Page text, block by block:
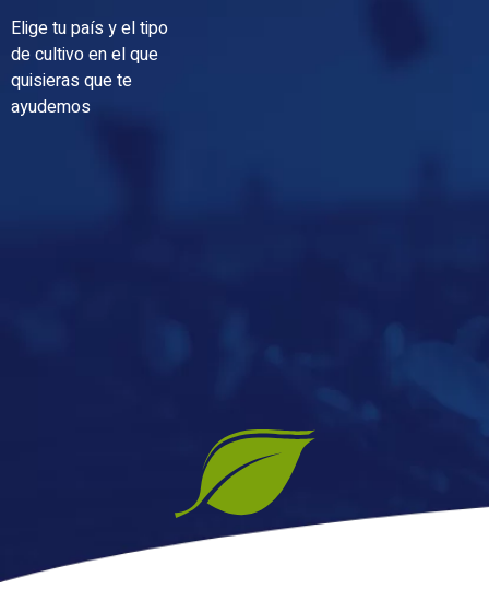
Elige tu país y el tipo
de cultivo en el que
quisieras que te
ayudemos